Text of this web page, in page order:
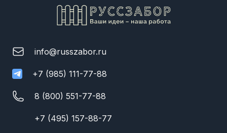
info@russzabor.ru
+7 (985) 111-77-88
8 (800) 551-77-88
+7 (495) 157-88-77